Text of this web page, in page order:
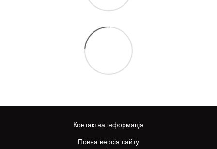
Контактна інформація
Повна версія сайту